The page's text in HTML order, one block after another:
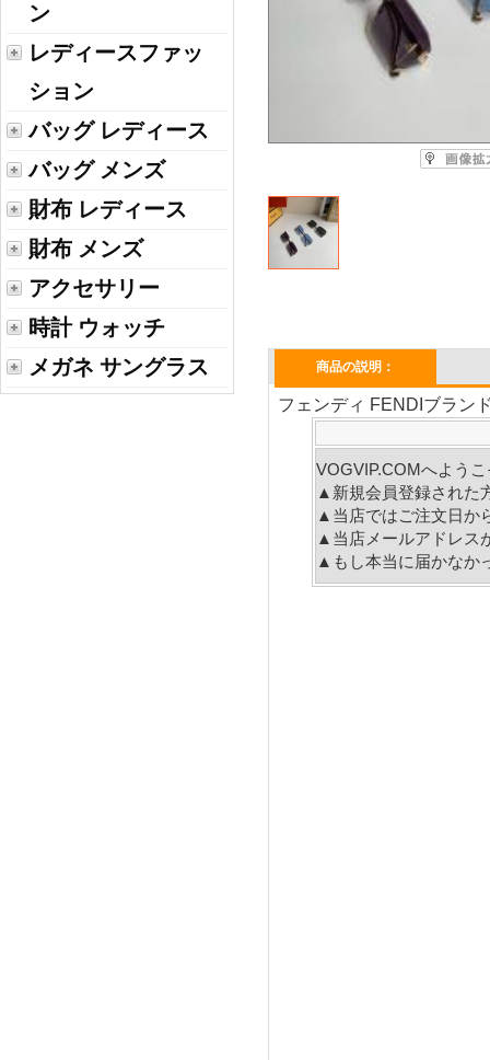
ン
レディースファッ
ション
バッグ レディース
バッグ メンズ
財布 レディース
財布 メンズ
アクセサリー
時計 ウォッチ
メガネ サングラス
商品の説明：
フェンディ FENDIブラン
VOGVIP.COMへよう
▲新規会員登録された
▲当店ではご注文日か
▲当店メールアドレス
▲もし本当に届かなか